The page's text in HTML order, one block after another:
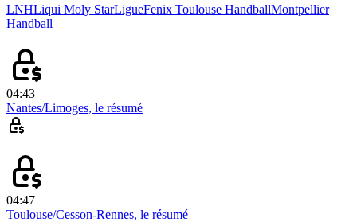
LNHLiqui Moly StarLigueFenix Toulouse HandballMontpellier
Handball
04:43
Nantes/Limoges, le résumé
04:47
Toulouse/Cesson-Rennes, le résumé